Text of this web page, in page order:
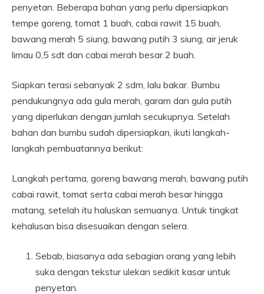
penyetan. Beberapa bahan yang perlu dipersiapkan
tempe goreng, tomat 1 buah, cabai rawit 15 buah,
bawang merah 5 siung, bawang putih 3 siung, air jeruk
limau 0,5 sdt dan cabai merah besar 2 buah.
Siapkan terasi sebanyak 2 sdm, lalu bakar. Bumbu
pendukungnya ada gula merah, garam dan gula putih
yang diperlukan dengan jumlah secukupnya. Setelah
bahan dan bumbu sudah dipersiapkan, ikuti langkah-
langkah pembuatannya berikut:
Langkah pertama, goreng bawang merah, bawang putih
cabai rawit, tomat serta cabai merah besar hingga
matang, setelah itu haluskan semuanya. Untuk tingkat
kehalusan bisa disesuaikan dengan selera.
Sebab, biasanya ada sebagian orang yang lebih
suka dengan tekstur ulekan sedikit kasar untuk
penyetan.